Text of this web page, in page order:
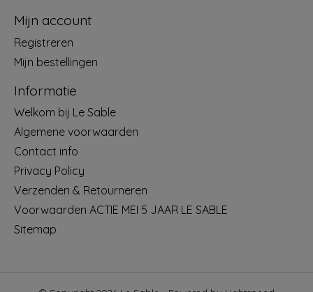
Mijn account
Registreren
Mijn bestellingen
Informatie
Welkom bij Le Sable
Algemene voorwaarden
Contact info
Privacy Policy
Verzenden & Retourneren
Voorwaarden ACTIE MEI 5 JAAR LE SABLE
Sitemap